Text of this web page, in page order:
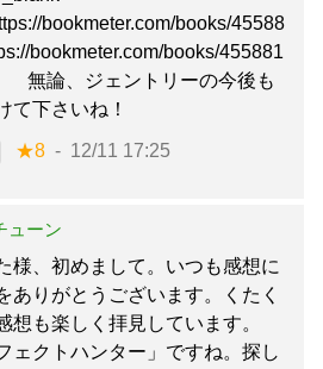
bookmeter.com/books/45588
bookmeter.com/books/455881
論、ジェントリーの今後も
て下さいね！
★8 12/11 17:25
ューン
様、初めまして。いつも感想に
ありがとうございます。くたく
想も楽しく拝見しています。
ェクトハンター」ですね。探し